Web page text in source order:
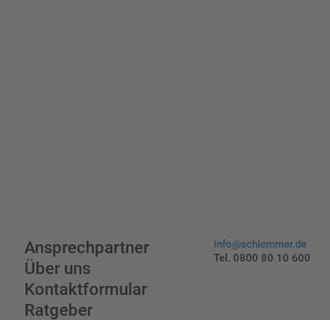
Ansprechpartner
Über uns
Kontaktformular
Ratgeber
info@schlemmer.de
Tel. 0800 80 10 600